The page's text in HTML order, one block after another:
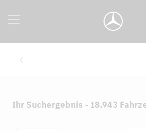
Ihr Suchergebnis - 18.943